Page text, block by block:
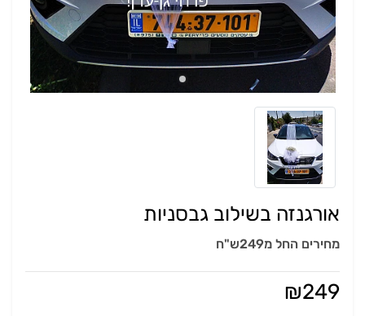
אורגנזה בשילוב גבסניות
מחירים החל מ249ש"ח
₪249